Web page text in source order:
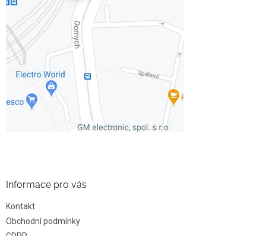
Informace pro vás
Kontakt
Obchodní podmínky